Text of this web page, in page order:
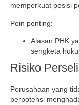
memperkuat posisi
Poin penting:
Alasan PHK
sengketa
Risiko
Perusahaan yang
berpotensi